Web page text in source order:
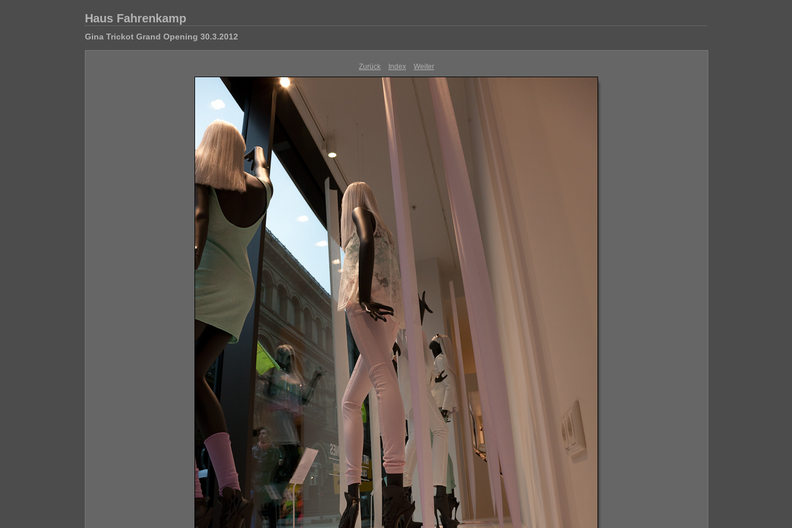
Haus Fahrenkamp
Gina Trickot Grand Opening 30.3.2012
Zurück Index Weiter